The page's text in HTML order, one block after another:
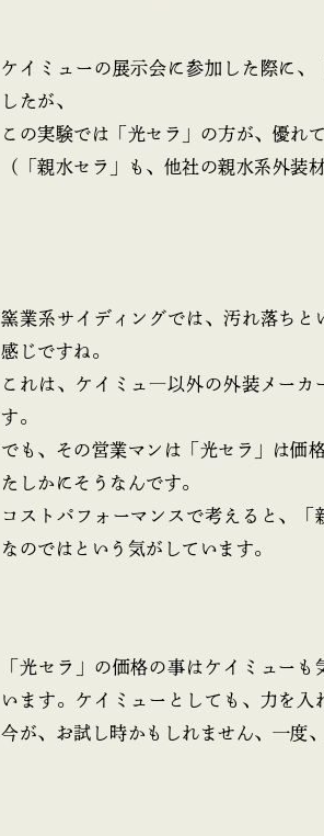
ケイミューの展示会に参加した際に
したが、
この実験では「光セラ」の方が、優れ
（「親水セラ」も、他社の親水系外装
窯業系サイディングでは、汚れ落ちと
感じですね。
これは、ケイミュ―以外の外装メーカ
す。
でも、その営業マンは「光セラ」は価
たしかにそうなんです。
コストパフォーマンスで考えると、
なのではという気がしています。
「光セラ」の価格の事はケイミュー
います。ケイミューとしても、力を入
今が、お試し時かもしれません、一度